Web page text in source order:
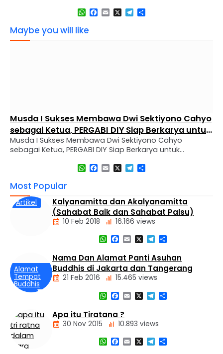
Bhiikhu seorang umat Buddha ini harus berlatih menjadi
WhatsApp
Facebook
Email
X Telegram
Maybe you will like
Musda I Sukses Membawa Dwi Sektiyono Cahyo
sebagai Ketua, PERGABI DIY Siap Berkarya untuk
Kemajuan Pendidikan Agama Buddha
Musda I Sukses Membawa Dwi Sektiyono Cahyo
sebagai Ketua, PERGABI DIY Siap Berkarya untuk
November 2024 – Perkumpulan Guru Agama Buddha
Musyawarah Daerah (MUSDA) I pemilihan dan
pembentukan pengurus sekaligus melaksanakan
pelantikan pengurus baru untuk periode 2024-2027.
Kegiatan ini diselenggarakan di Vihara Dharma Wijaya,
WhatsApp
Facebook
Email
X Telegram
Most Popular
Artikel
Kalyanamitta dan Akalyanamitta
(Sahabat Baik dan Sahabat Palsu)
10 Feb 2018 16.166 views
WhatsApp
Facebook
Email
X Telegram
Share
Alamat
Tempat
Buddhis
Nasional
Panti
Asuhan
Nama Dan Alamat Panti Asuhan
Buddhis di Jakarta dan Tangerang
21 Feb 2016 15.465 views
WhatsApp
Facebook
Email
X Telegram
Share
Apa itu Tiratana ?
30 Nov 2015 10.893 views
WhatsApp
Facebook
Email
X Telegram
Share